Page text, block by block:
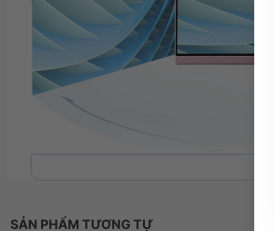
Hãy tận hưởng những màu sắc sống động với
góc độ nào. Tấm nền màn hình SuperClear®
SẢN PHẨM TƯƠNG TỰ